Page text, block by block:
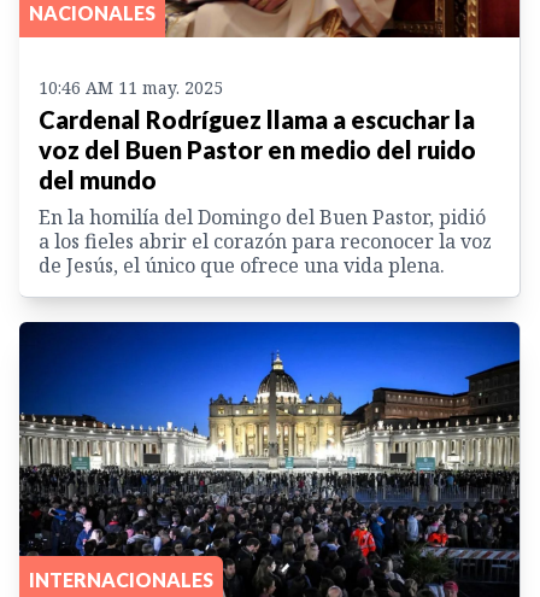
NACIONALES
10:46 AM 11 may. 2025
Cardenal Rodríguez llama a escuchar la
voz del Buen Pastor en medio del ruido
del mundo
En la homilía del Domingo del Buen Pastor, pidió
a los fieles abrir el corazón para reconocer la voz
de Jesús, el único que ofrece una vida plena.
INTERNACIONALES